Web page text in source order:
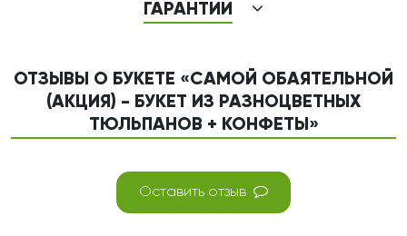
ГАРАНТИИ
ОТЗЫВЫ О БУКЕТЕ «САМОЙ ОБАЯТЕЛЬНОЙ
(АКЦИЯ) - БУКЕТ ИЗ РАЗНОЦВЕТНЫХ
ТЮЛЬПАНОВ + КОНФЕТЫ»
Оставить отзыв